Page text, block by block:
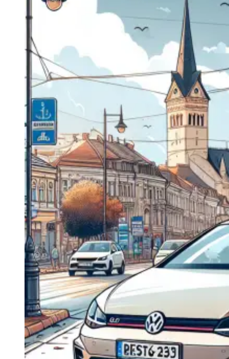
Navigatie Duster 2019
Navigatie Audi A3 8p
Navigatie Audi A4
Navigatie Audi A4 B6
Navigatie Audi A4 B7
Navigatie Audi A4 B8
Navigatie Audi A5
Navigatie Audi A6 C5
Navigatie Audi A6 C6
Navigatie Audi A6 C7
Navigatie Audi Q5
Navigație Ford Fiesta
Navigație Ford Focus 1
Navigație Ford Focus 2
Navigație Ford Focus MK3
Navigație Ford Mondeo MK3
Navigație Ford Mondeo MK4
Navigație Ford Transit
Mercedes
Navigație Mercedes C Class W203
Navigație Mercedes C Class W204
Navigație Mercedes W203
Navigație Mercedes W204
Navigație Mercedes W211
Navigație Mercedes Sprinter
Passat
Navigație Passat B5
Navigație Passat B5 5
Navigație Passat B6
Navigație Passat B7
Navigație Passat B8
Navigație Passat CC
Skoda
Navigație Skoda Fabia 1
Navigație Skoda Fabia 2
Navigație Skoda Octavia 1